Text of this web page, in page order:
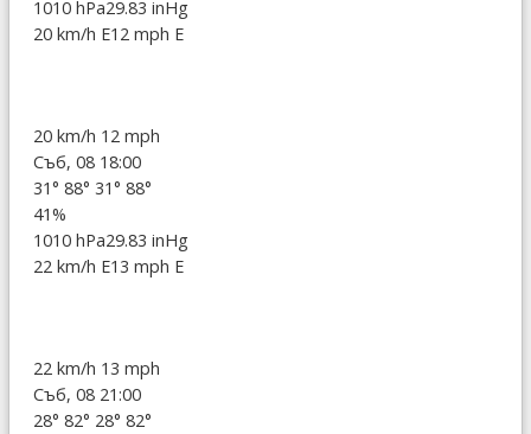
1010 hPa29.83 inHg
20 km/h E12 mph E
20 km/h 12 mph
Съб, 08 18:00
31° 88° 31° 88°
41%
1010 hPa29.83 inHg
22 km/h E13 mph E
22 km/h 13 mph
Съб, 08 21:00
28° 82° 28° 82°